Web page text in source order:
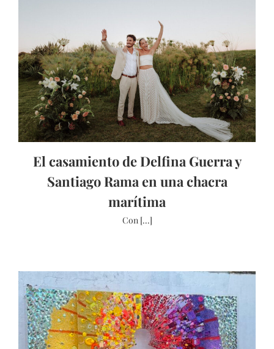
El casamiento de Delfina Guerra y
Santiago Rama en una chacra
marítima
Con [...]